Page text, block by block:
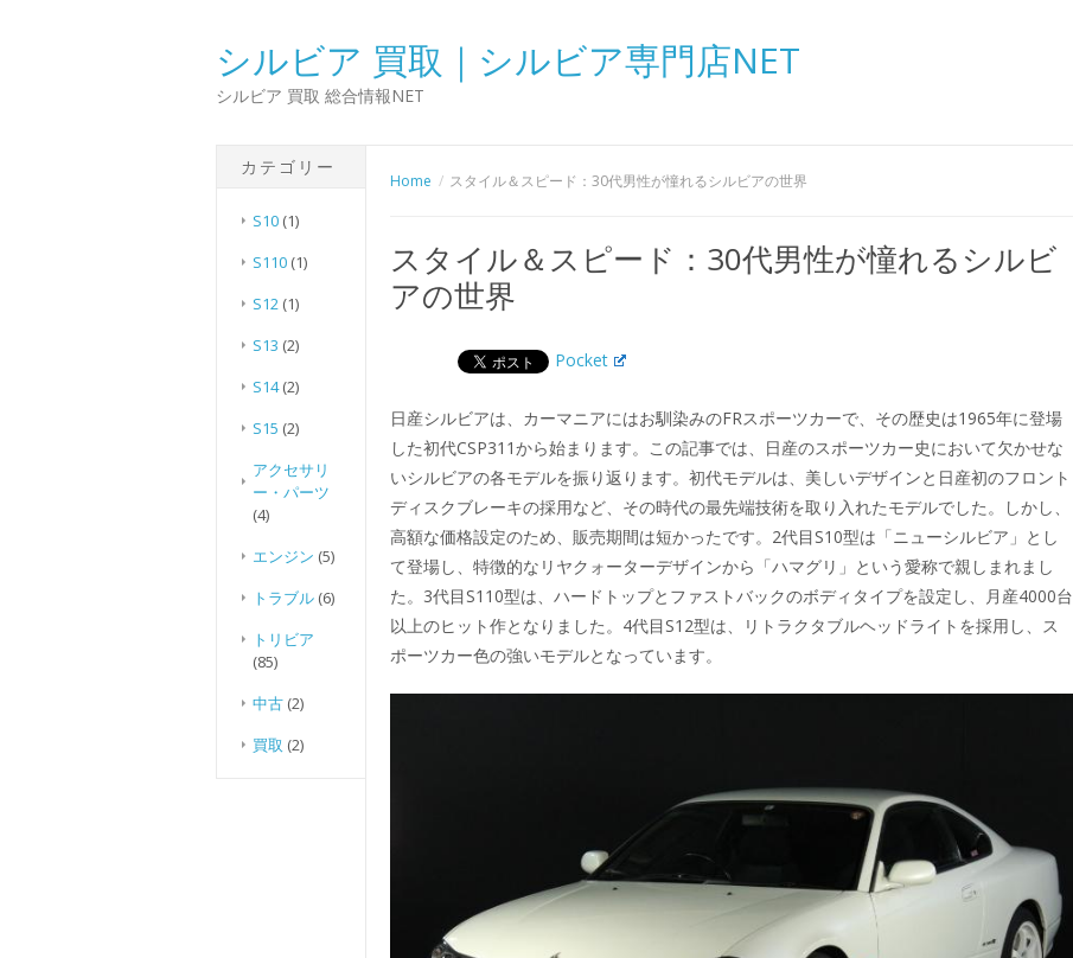
シルビア 買取｜シルビア専門店NET
シルビア 買取 総合情報NET
カテゴリー
S10 (1)
S110 (1)
S12 (1)
S13 (2)
S14(2)
S15 (2)
アクセサリ
ー・パーツ
(4)
エンジン (5)
トラブル (6)
トリビア
(85)
中古 (2)
買取 (2)
Home スタイル＆スピード：30代男性が憧れるシルビアの世界
スタイル＆スピード：30代男性が憧れるシルビ
アの世界
Pocket
日産シルビアは、カーマニアにはお馴染みのFRスポーツカーで、その歴史は1965年に登場
した初代CSP311から始まります。この記事では、日産のスポーツカー史において欠かせな
いシルビアの各モデルを振り返ります。初代モデルは、美しいデザインと日産初のフロント
ディスクブレーキの採用など、その時代の最先端技術を取り入れたモデルでした。しかし、
高額な価格設定のため、販売期間は短かったです。2代目S10型は「ニューシルビア」とし
て登場し、特徴的なリヤクォーターデザインから「ハマグリ」という愛称で親しまれまし
た。3代目S110型は、ハードトップとファストバックのボディタイプを設定し、月産4000台
以上のヒット作となりました。4代目S12型は、リトラクタブルヘッドライトを採用し、ス
ポーツカー色の強いモデルとなっています。